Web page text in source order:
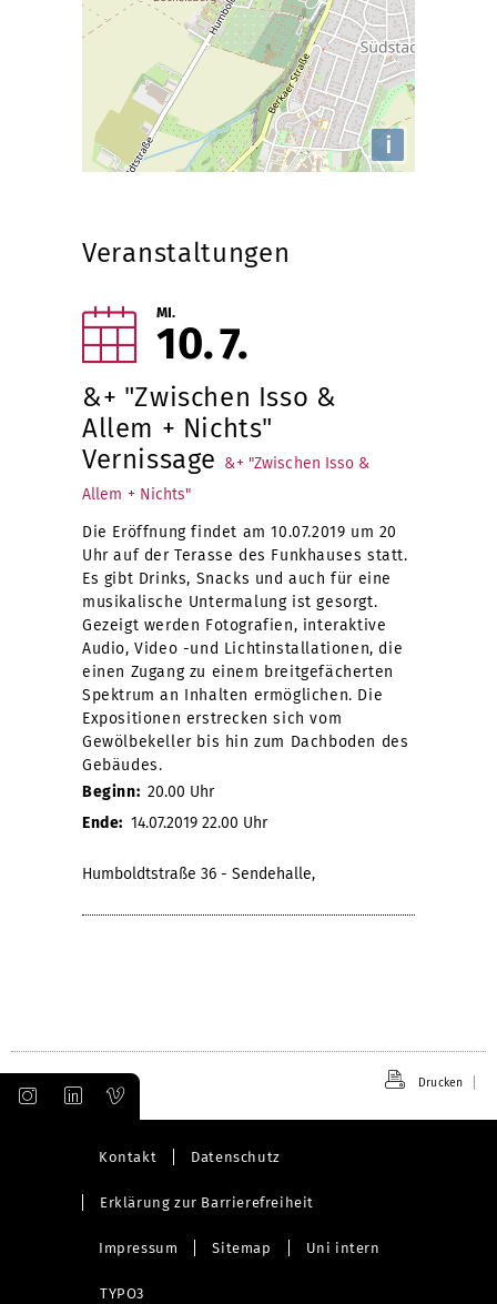
i
Veranstaltungen
MI.
10 7
&+ "Zwischen Isso &
Allem + Nichts"
Vernissage &+ "Zwischen Isso &
Allem + Nichts"
Die Eröffnung findet am 10.07.2019 um 20
Uhr auf der Terasse des Funkhauses statt.
Es gibt Drinks, Snacks und auch für eine
musikalische Untermalung ist gesorgt.
Gezeigt werden Fotografien, interaktive
Audio, Video -und Lichtinstallationen, die
einen Zugang zu einem breitgefächerten
Spektrum an Inhalten ermöglichen. Die
Expositionen erstrecken sich vom
Gewölbekeller bis hin zum Dachboden des
Gebäudes.
Beginn: 20.00 Uhr
Ende: 14.07.2019 22.00 Uhr
Humboldtstraße 36 - Sendehalle,
Drucken
Kontakt Datenschutz
Erklärung zur Barrierefreiheit
Impressum Sitemap Uni intern
TYPO3